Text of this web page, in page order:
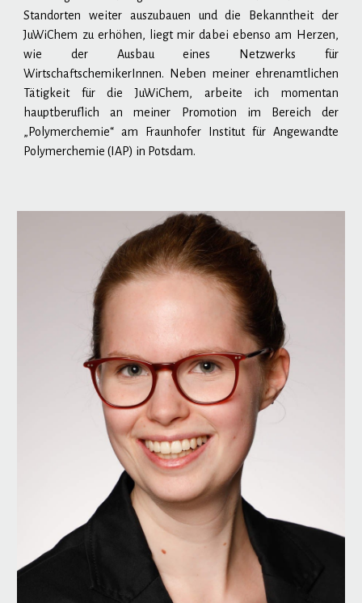
Standorten weiter auszubauen und die Bekanntheit der
JuWiChem zu erhöhen, liegt mir dabei ebenso am Herzen,
wie der Ausbau eines Netzwerks für
WirtschaftschemikerInnen. Neben meiner ehrenamtlichen
Tätigkeit für die JuWiChem, arbeite ich momentan
hauptberuflich an meiner Promotion im Bereich der
„Polymerchemie“ am Fraunhofer Institut für Angewandte
Polymerchemie (IAP) in Potsdam.